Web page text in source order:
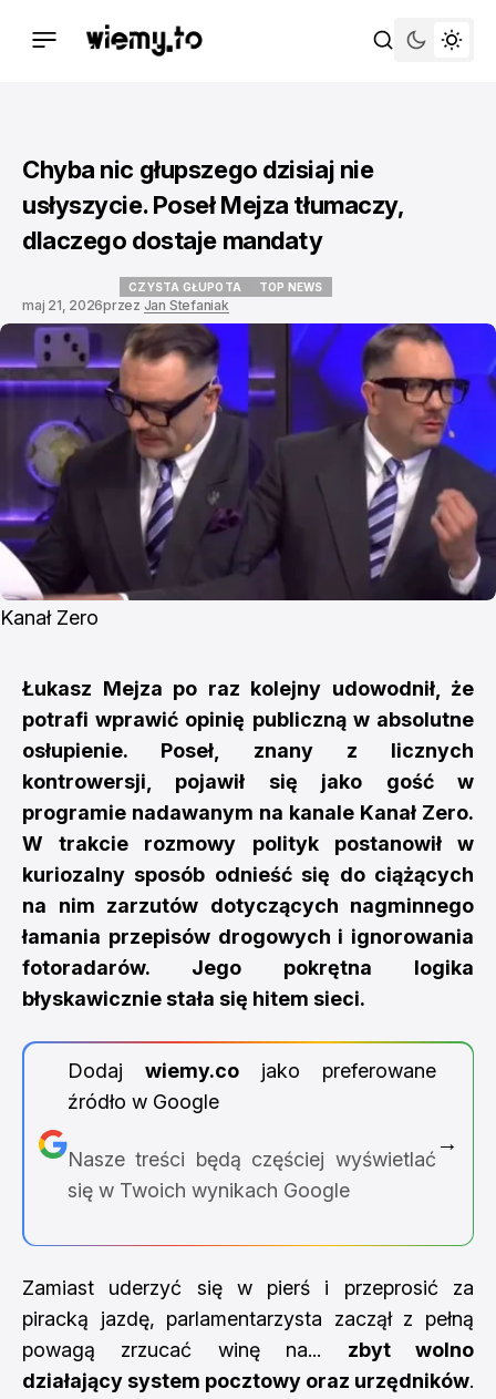
Chyba nic głupszego dzisiaj nie
usłyszycie. Poseł Mejza tłumaczy,
dlaczego dostaje mandaty
CZYSTA GŁUPOTA TOP NEWS
maj 21, 2026przez Jan Stefaniak
Kanał Zero
Łukasz Mejza po raz kolejny udowodnił, że
potrafi wprawić opinię publiczną w absolutne
osłupienie. Poseł, znany z licznych
kontrowersji, pojawił się jako gość w
programie nadawanym na kanale Kanał Zero.
W trakcie rozmowy polityk postanowił w
kuriozalny sposób odnieść się do ciążących
na nim zarzutów dotyczących nagminnego
łamania przepisów drogowych i ignorowania
fotoradarów. Jego pokrętna logika
błyskawicznie stała się hitem sieci.
Dodaj wiemy.cojako preferowane
źródło w Google
Nasze treści będą częściej wyświetlać
się w Twoich wynikach Google
→
Zamiast uderzyć się w pierś i przeprosić za
piracką jazdę, parlamentarzysta zaczął z pełną
powagą zrzucać winę na... zbyt wolno
działający system pocztowy oraz urzędników.